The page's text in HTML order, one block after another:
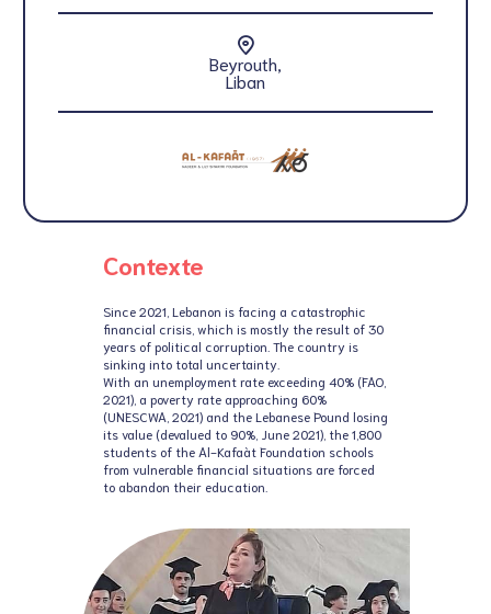
Beyrouth,
Liban
Contexte
Since 2021, Lebanon is facing a catastrophic
financial crisis, which is mostly the result of 30
years of political corruption. The country is
sinking into total uncertainty.
With an unemployment rate exceeding 40% (FAO,
2021), a poverty rate approaching 60%
(UNESCWA, 2021) and the Lebanese Pound losing
its value (devalued to 90%, June 2021), the 1,800
students of the Al-Kafaàt Foundation schools
from vulnerable financial situations are forced
to abandon their education.